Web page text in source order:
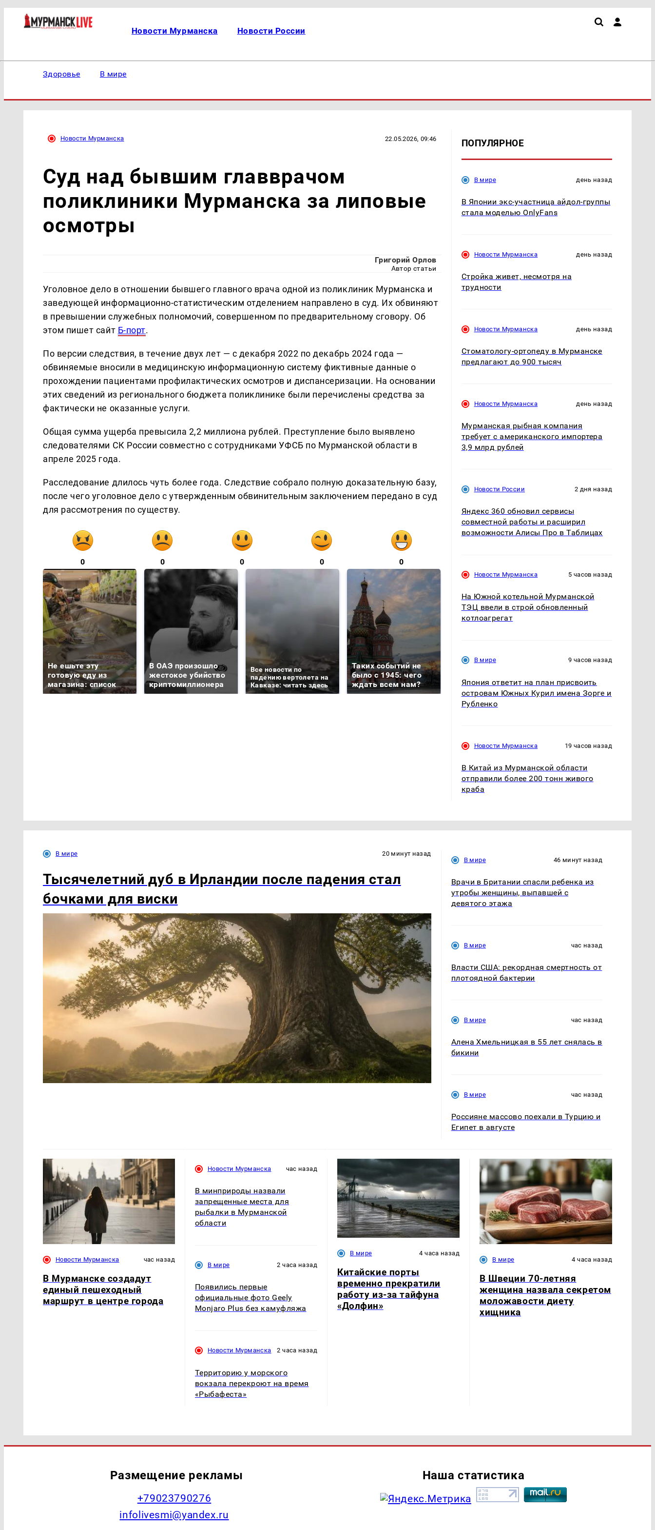
Новости Мурманска Новости России
Здоровье В мире
Новости Мурманска 22.05.2026, 09:46
Суд над бывшим главврачом
поликлиники Мурманска за липовые
осмотры
Григорий Орлов
Автор статьи
Уголовное дело в отношении бывшего главного врача одной из поликлиник Мурманска и
заведующей информационно-статистическим отделением направлено в суд. Их обвиняют
в превышении служебных полномочий, совершенном по предварительному сговору. Об
этом пишет сайт Б-порт.
По версии следствия, в течение двух лет — с декабря 2022 по декабрь 2024 года —
обвиняемые вносили в медицинскую информационную систему фиктивные данные о
прохождении пациентами профилактических осмотров и диспансеризации. На основании
этих сведений из регионального бюджета поликлинике были перечислены средства за
фактически не оказанные услуги.
Общая сумма ущерба превысила 2,2 миллиона рублей. Преступление было выявлено
следователями СК России совместно с сотрудниками УФСБ по Мурманской области в
апреле 2025 года.
Расследование длилось чуть более года. Следствие собрало полную доказательную базу,
после чего уголовное дело с утвержденным обвинительным заключением передано в суд
для рассмотрения по существу.
0 0 0 0 0
Не ешьте эту
готовую еду из
магазина: список
В ОАЭ произошло
жестокое убийство
криптомиллионера
Все новости по
падению вертолета на
Кавказе: читать здесь
Таких событий не
было с 1945: чего
ждать всем нам?
продукта: что купить?
СМИ: В Химках на
подожгли.
ПОПУЛЯРНОЕ
В мире день назад
В Японии экс-участница айдол-группы
стала моделью OnlyFans
Новости Мурманска день назад
Стройка живет, несмотря на
трудности
Новости Мурманска день назад
Стоматологу-ортопеду в Мурманске
предлагают до 900 тысяч
Новости Мурманска день назад
Мурманская рыбная компания
требует с американского импортера
3,9 млрд рублей
Новости России 2 дня назад
Яндекс 360 обновил сервисы
совместной работы и расширил
возможности Алисы Про в Таблицах
Новости Мурманска 5 часов назад
На Южной котельной Мурманской
ТЭЦ ввели в строй обновленный
котлоагрегат
В мире 9 часов назад
Япония ответит на план присвоить
островам Южных Курил имена Зорге и
Рубленко
Новости Мурманска 19 часов назад
В Китай из Мурманской области
отправили более 200 тонн живого
краба
В мире 20 минут назад
Тысячелетний дуб в Ирландии после падения стал
бочками для виски
В мире 46 минут назад
Врачи в Британии спасли ребенка из
утробы женщины, выпавшей с
девятого этажа
В мире час назад
Власти США: рекордная смертность от
плотоядной бактерии
В мире час назад
Алена Хмельницкая в 55 лет снялась в
бикини
В мире час назад
Россияне массово поехали в Турцию и
Египет в августе
Новости Мурманска час назад
В Мурманске создадут
единый пешеходный
маршрут в центре города
Новости Мурманска час назад
В минприроды назвали
запрещенные места для
рыбалки в Мурманской
области
В мире 2 часа назад
Появились первые
официальные фото Geely
Monjaro Plus без камуфляжа
Новости Мурманска 2 часа назад
Территорию у морского
вокзала перекроют на время
«Рыбафеста»
В мире 4 часа назад
Китайские порты
временно прекратили
работу из-за тайфуна
«Долфин»
В мире 4 часа назад
В Швеции 70-летняя
женщина назвала секретом
моложавости диету
хищника
Размещение рекламы
+79023790276
infolivesmi@yandex.ru
Наша статистика